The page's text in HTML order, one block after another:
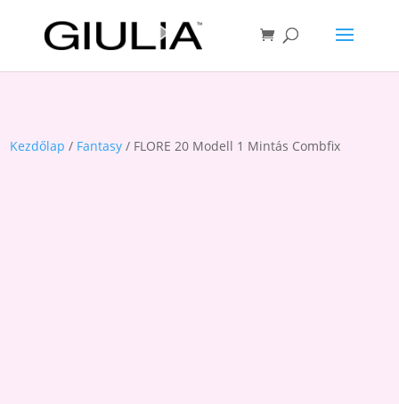
Kezdőlap / Fantasy / FLORE 20 Modell 1 Mintás Combfix